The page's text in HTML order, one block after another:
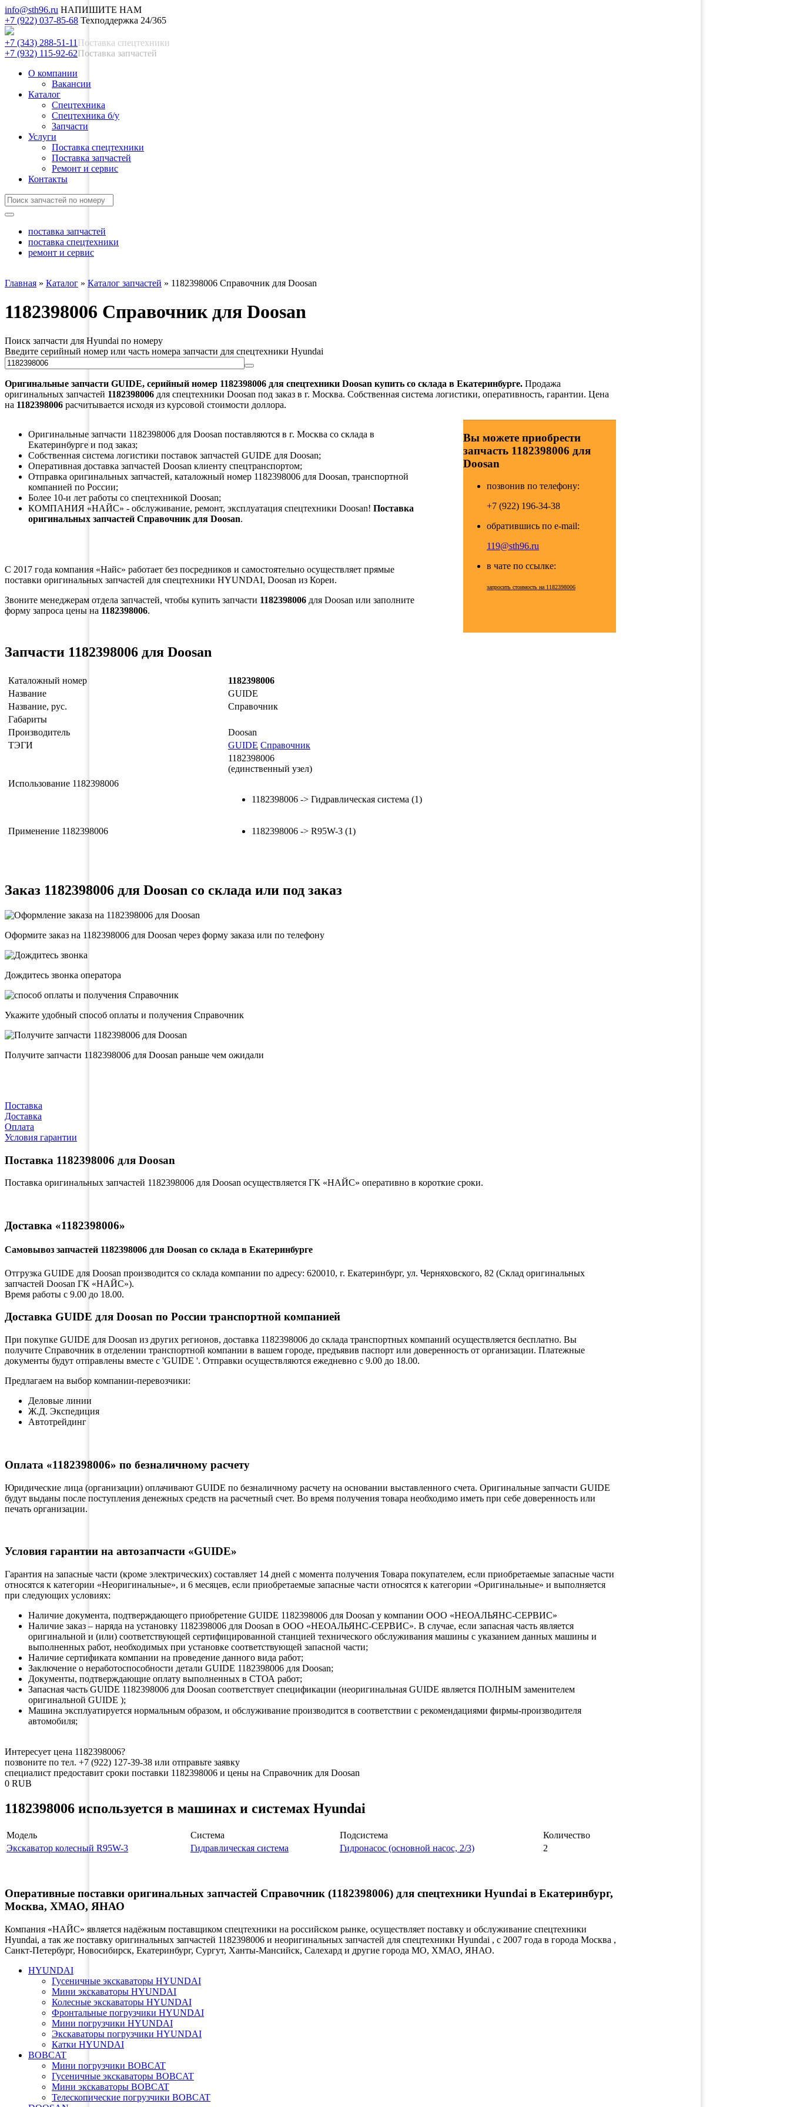
info@sth96.ru НАПИШИТЕ НАМ
+7 (922) 037-85-68 Техподдержка 24/365
+7 (343) 288-51-11 Поставка спецтехники
+7 (932) 115-92-62Поставка запчастей
О компании
Вакансии
Каталог
Спецтехника
Спецтехника б/у
Запчасти
Услуги
Поставка спецтехники
Поставка запчастей
Ремонт и сервис
Контакты
поставка запчастей
поставка спецтехники
ремонт и сервис
Главная » Каталог » Каталог запчастей » 1182398006 Справочник для Doosan
1182398006 Справочник для Doosan
Поиск запчасти для Hyundai по номеру
Введите серийный номер или часть номера запчасти для спецтехники Hyundai
Оригинальные запчасти GUIDE, серийный номер 1182398006 для спецтехники Doosan купить со склада в Екатеринбурге. Продажа
оригинальных запчастей 1182398006 для спецтехники Doosan под заказ в г. Москва. Собственная система логистики, оперативность, гарантии. Цена
на 1182398006 расчитывается исходя из курсовой стоимости доллора.
Оригинальные запчасти 1182398006 для Doosan поставляются в г. Москва со склада в
Екатеринбурге и под заказ;
Собственная система логистики поставок запчастей GUIDE для Doosan;
Оперативная доставка запчастей Doosan клиенту спецтранспортом;
Отправка оригинальных запчастей, каталожный номер 1182398006 для Doosan, транспортной
компанией по России;
Более 10-и лет работы со спецтехникой Doosan;
КОМПАНИЯ «НАЙС» - обслуживание, ремонт, эксплуатация спецтехники Doosan! Поставка
оригинальных запчастей Справочник для Doosan.
С 2017 года компания «Найс» работает без посредников и самостоятельно осуществляет прямые
поставки оригинальных запчастей для спецтехники HYUNDAI, Doosan из Кореи.
Звоните менеджерам отдела запчастей, чтобы купить запчасти 1182398006 для Doosan или заполните
форму запроса цены на 1182398006.
Вы можете приобрести
запчасть 1182398006 для
Doosan
позвонив по телефону:
+7 (922) 196-34-38
обратившись по e-mail:
119@sth96.ru
в чате по ссылке:
запросить стоимость на 1182398006
Запчасти 1182398006 для Doosan
Каталожный номер
1182398006
Название
GUIDE
Название, рус.
Справочник
Габариты
Производитель
Doosan
ТЭГИ
GUIDE Справочник
Использование 1182398006
1182398006
(единственный узел)
1182398006 -> Гидравлическая система (1)
Применение 1182398006 1182398006 -> R95W-3 (1)
Заказ 1182398006 для Doosan со склада или под заказ
Оформите заказ на 1182398006 для Doosan через форму заказа или по телефону
Дождитесь звонка оператора
Укажите удобный способ оплаты и получения Справочник
Получите запчасти 1182398006 для Doosan раньше чем ожидали
Поставка
Доставка
Оплата
Условия гарантии
Поставка 1182398006 для Doosan
Поставка оригинальных запчастей 1182398006 для Doosan осуществляется ГК «НАЙС» оперативно в короткие сроки.
Доставка «1182398006»
Самовывоз запчастей 1182398006 для Doosan со склада в Екатеринбурге
Отгрузка GUIDE для Doosan производится со склада компании по адресу: 620010, г. Екатеринбург, ул. Черняховского, 82 (Склад оригинальных
запчастей Doosan ГК «НАЙС»).
Время работы с 9.00 до 18.00.
Доставка GUIDE для Doosan по России транспортной компанией
При покупке GUIDE для Doosan из других регионов, доставка 1182398006 до склада транспортных компаний осуществляется бесплатно. Вы
получите Справочник в отделении транспортной компании в вашем городе, предъявив паспорт или доверенность от организации. Платежные
документы будут отправлены вместе с 'GUIDE '. Отправки осуществляются ежедневно с 9.00 до 18.00.
Предлагаем на выбор компании-перевозчики:
Деловые линии
Ж.Д. Экспедиция
Автотрейдинг
Оплата «1182398006» по безналичному расчету
Юридические лица (организации) оплачивают GUIDE по безналичному расчету на основании выставленного счета. Оригинальные запчасти GUIDE
будут выданы после поступления денежных средств на расчетный счет. Во время получения товара необходимо иметь при себе доверенность или
печать организации.
Условия гарантии на автозапчасти «GUIDE»
Гарантия на запасные части (кроме электрических) составляет 14 дней с момента получения Товара покупателем, если приобретаемые запасные части
относятся к категории «Неоригинальные», и 6 месяцев, если приобретаемые запасные части относятся к категории «Оригинальные» и выполняется
при следующих условиях:
Наличие документа, подтверждающего приобретение GUIDE 1182398006 для Doosan у компании ООО «НЕОАЛЬЯНС-СЕРВИС»
Наличие заказ – наряда на установку 1182398006 для Doosan в ООО «НЕОАЛЬЯНС-СЕРВИС». В случае, если запасная часть является
оригинальной и (или) соответствующей сертифицированной станцией технического обслуживания машины с указанием данных машины и
выполненных работ, необходимых при установке соответствующей запасной части;
Наличие сертификата компании на проведение данного вида работ;
Заключение о неработоспособности детали GUIDE 1182398006 для Doosan;
Документы, подтверждающие оплату выполненных в СТОА работ;
Запасная часть GUIDE 1182398006 для Doosan соответствует спецификации (неоригинальная GUIDE является ПОЛНЫМ заменителем
оригинальной GUIDE );
Машина эксплуатируется нормальным образом, и обслуживание производится в соответствии с рекомендациями фирмы-производителя
автомобиля;
Интересует цена 1182398006?
позвоните по тел. +7 (922) 127-39-38 или отправьте заявку
специалист предоставит сроки поставки 1182398006 и цены на Справочник для Doosan
0 RUB
1182398006 используется в машинах и системах Hyundai
Модель Система Подсистема
Количество
Экскаватор колесный R95W-3
Гидравлическая система Гидронасос (основной насос, 2/3) 2
Оперативные поставки оригинальных запчастей Справочник (1182398006) для спецтехники Hyundai в Екатеринбург,
Москва, ХМАО, ЯНАО
Компания «НАЙС» является надёжным поставщиком спецтехники на российском рынке, осуществляет поставку и обслуживание спецтехники
Hyundai, а так же поставку оригинальных запчастей 1182398006 и неоригинальных запчастей для спецтехники Hyundai , с 2007 года в города Москва ,
Санкт-Петербург, Новосибирск, Екатеринбург, Сургут, Ханты-Мансийск, Салехард и другие города МО, ХМАО, ЯНАО.
HYUNDAI
Гусеничные экскаваторы HYUNDAI
Мини экскаваторы HYUNDAI
Колесные экскаваторы HYUNDAI
Фронтальные погрузчики HYUNDAI
Мини погрузчики HYUNDAI
Экскаваторы погрузчики HYUNDAI
Катки HYUNDAI
BOBCAT
Мини погрузчики BOBCAT
Гусеничные экскаваторы BOBCAT
Мини экскаваторы BOBCAT
Телескопические погрузчики BOBCAT